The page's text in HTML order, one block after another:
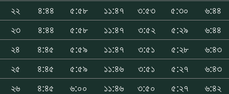
২২
৪:৪৪ ৫:৫৮ ১১:৪৭ ৩:৫৩ ৫:৩০
৬:৪৪
২৩
৪:৪৪ ৫:৫৮ ১১:৪৭ ৩:৫২ ৫:২৯
৬:৪৪
২৪
৪:৪৫ ৫:৫৯ ১১:৪৭ ৩:৫১ ৫:২৮
৬:৪৩
২৫
৪:৪৫ ৫:৫৯ ১১:৪৬ ৩:৫১ ৫:২৭
৬:৪৩
২৬
৪:৪৫ ৬:০০ ১১:৪৬ ৩:৫০ ৫:২৭
৬:৪২